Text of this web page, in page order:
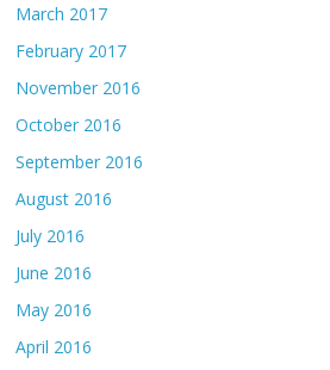
March 2017
February 2017
November 2016
October 2016
September 2016
August 2016
July 2016
June 2016
May 2016
April 2016